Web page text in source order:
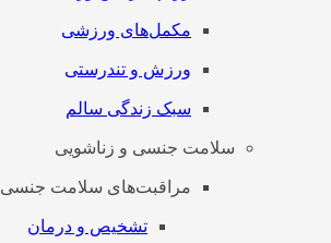
مکمل‌های ورزشی
ورزش و تندرستی
سبک زندگی سالم
سلامت جنسی و زناشویی
مراقبت‌های سلامت جنسی
تشخیص و درمان